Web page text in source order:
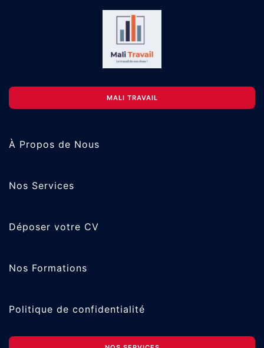
MALI TRAVAIL
À Propos de Nous
Nos Services
Déposer votre CV
Nos Formations
Politique de confidentialité